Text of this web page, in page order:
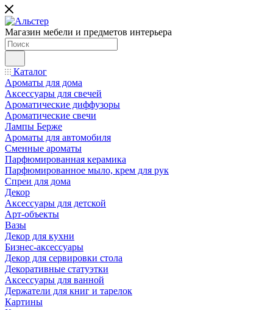
Магазин мебели и предметов интерьера
Каталог
Ароматы для дома
Аксессуары для свечей
Ароматические диффузоры
Ароматические свечи
Лампы Берже
Ароматы для автомобиля
Сменные ароматы
Парфюмированная керамика
Парфюмированное мыло, крем для рук
Спреи для дома
Декор
Аксессуары для детской
Арт-объекты
Вазы
Декор для кухни
Бизнес-аксессуары
Декор для сервировки стола
Декоративные статуэтки
Аксессуары для ванной
Держатели для книг и тарелок
Картины